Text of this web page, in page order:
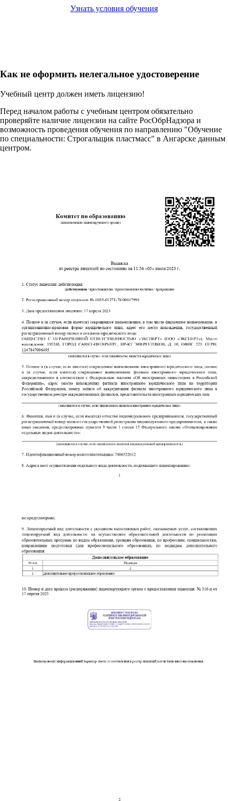
Узнать условия обучения
Как не оформить нелегальное удостоверение
Учебный центр должен иметь лицензию!
Перед началом работы с учебным центром обязательно
проверяйте наличие лицензии на сайте РосОбрНадзора и
возможность проведения обучения по направлению "Обучение
по специальности: Строгальщик пластмасс" в Ангарске данным
центром.